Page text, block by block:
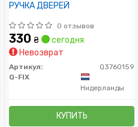
РУЧКА ДВЕРЕЙ
0 отзывов
330 ₴
сегодня
Невозврат
Артикул:
Q3760159
Q-FIX
Нидерланды
КУПИТЬ